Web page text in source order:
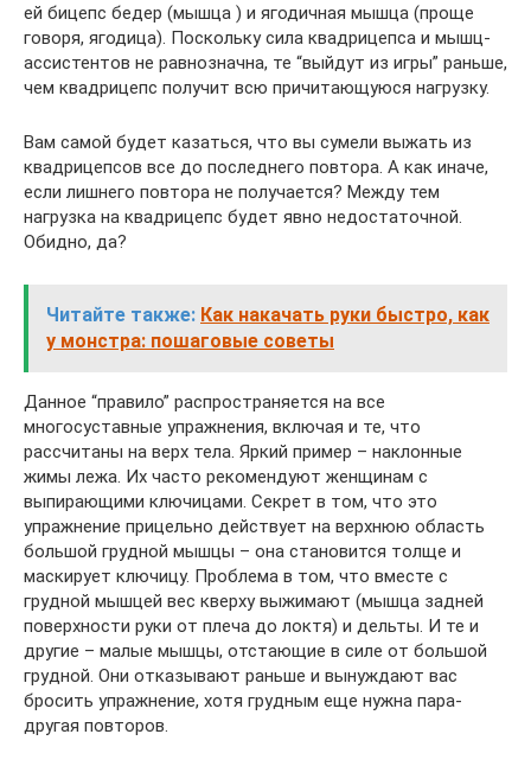
ей бицепс бедер (мышца ) и ягодичная мышца (проще
говоря, ягодица). Поскольку сила квадрицепса и мышц-
ассистентов не равнозначна, те “выйдут из игры” раньше,
чем квадрицепс получит всю причитающуюся нагрузку.
Вам самой будет казаться, что вы сумели выжать из
квадрицепсов все до последнего повтора. А как иначе,
если лишнего повтора не получается? Между тем
нагрузка на квадрицепс будет явно недостаточной.
Обидно, да?
Читайте также: Как накачать руки быстро, как
у монстра: пошаговые советы
Данное “правило” распространяется на все
многосуставные упражнения, включая и те, что
рассчитаны на верх тела. Яркий пример – наклонные
жимы лежа. Их часто рекомендуют женщинам с
выпирающими ключицами. Секрет в том, что это
упражнение прицельно действует на верхнюю область
большой грудной мышцы – она становится толще и
маскирует ключицу. Проблема в том, что вместе с
грудной мышцей вес кверху выжимают (мышца задней
поверхности руки от плеча до локтя) и дельты. И те и
другие – малые мышцы, отстающие в силе от большой
грудной. Они отказывают раньше и вынуждают вас
бросить упражнение, хотя грудным еще нужна пара-
другая повторов.